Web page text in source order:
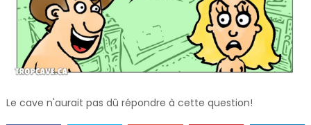
Le cave n'aurait pas dû répondre à cette question!